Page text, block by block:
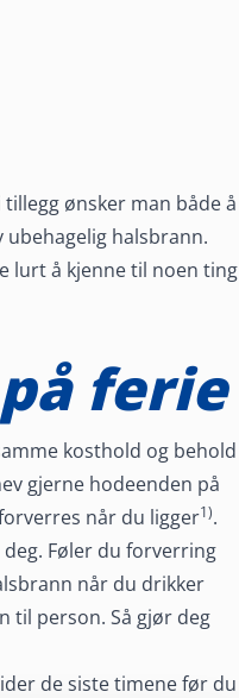
ønsker man både å
halsbrann.
lurt å kjenne til noen ting
ferie
kosthold og behold
gjerne hodeenden på
når du ligger1).
Føler du forverring
når du drikker
til person. Så gjør deg
de siste timene før du